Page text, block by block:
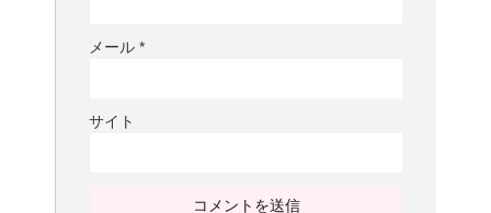
メール *
サイト